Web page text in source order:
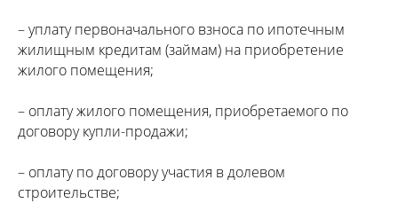
– уплату первоначального взноса по ипотечным
жилищным кредитам (займам) на приобретение
жилого помещения;
– оплату жилого помещения, приобретаемого по
договору купли-продажи;
– оплату по договору участия в долевом
строительстве;